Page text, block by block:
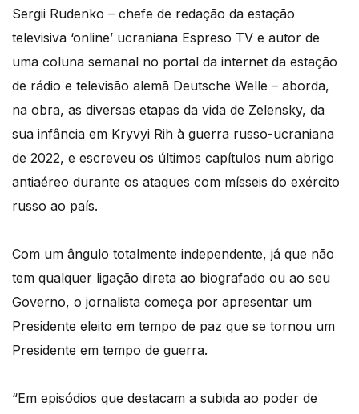
Sergii Rudenko – chefe de redação da estação
televisiva ‘online’ ucraniana Espreso TV e autor de
uma coluna semanal no portal da internet da estação
de rádio e televisão alemã Deutsche Welle – aborda,
na obra, as diversas etapas da vida de Zelensky, da
sua infância em Kryvyi Rih à guerra russo-ucraniana
de 2022, e escreveu os últimos capítulos num abrigo
antiaéreo durante os ataques com mísseis do exército
russo ao país.
Com um ângulo totalmente independente, já que não
tem qualquer ligação direta ao biografado ou ao seu
Governo, o jornalista começa por apresentar um
Presidente eleito em tempo de paz que se tornou um
Presidente em tempo de guerra.
“Em episódios que destacam a subida ao poder de